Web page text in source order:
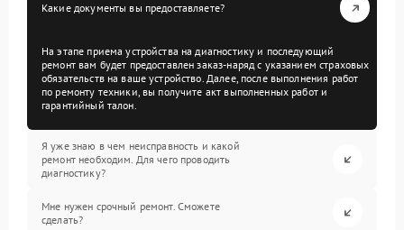
Какие документы вы предоставляете?
На этапе приема устройства на диагностику и последующий
ремонт вам будет предоставлен заказ-наряд с указанием страховых
обязательств на ваше устройство. Далее, после выполнения работ
по ремонту техники, вы получите акт выполненных работ и
гарантийный талон.
Я уже знаю в чем неисправность и какой
ремонт необходим. Для чего проводить
диагностику?
Мне нужен срочный ремонт. Сможете
сделать?